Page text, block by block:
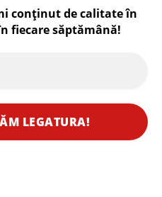
conținut de calitate în
fiecaresăptămână!